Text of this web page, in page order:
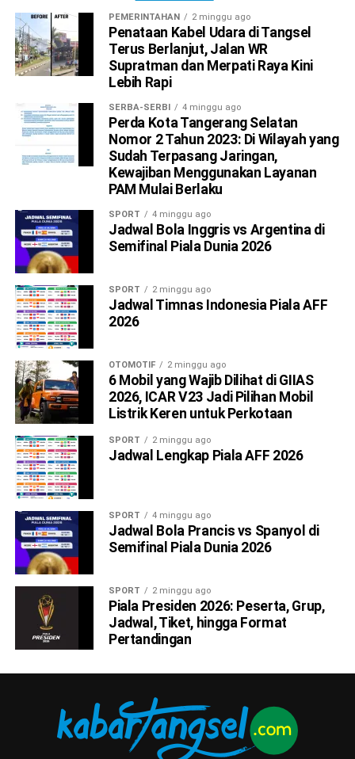
PEMERINTAHAN 2 minggu ago
Penataan Kabel Udara di Tangsel
Terus Berlanjut, Jalan WR
Supratman dan Merpati Raya Kini
Lebih Rapi
SERBA-SERBI 4 minggu ago
Perda Kota Tangerang Selatan
Nomor 2 Tahun 2023: Di Wilayah yang
Sudah Terpasang Jaringan,
Kewajiban Menggunakan Layanan
PAM Mulai Berlaku
SPORT 4 minggu ago
Jadwal Bola Inggris vs Argentina di
Semifinal Piala Dunia 2026
SPORT 2 minggu ago
Jadwal Timnas Indonesia Piala AFF
2026
OTOMOTIF 2 minggu ago
6 Mobil yang Wajib Dilihat di GIIAS
2026, ICAR V23 Jadi Pilihan Mobil
Listrik Keren untuk Perkotaan
SPORT 2 minggu ago
Jadwal Lengkap Piala AFF 2026
SPORT 4 minggu ago
Jadwal Bola Prancis vs Spanyol di
Semifinal Piala Dunia 2026
SPORT 2 minggu ago
Piala Presiden 2026: Peserta, Grup,
Jadwal, Tiket, hingga Format
Pertandingan